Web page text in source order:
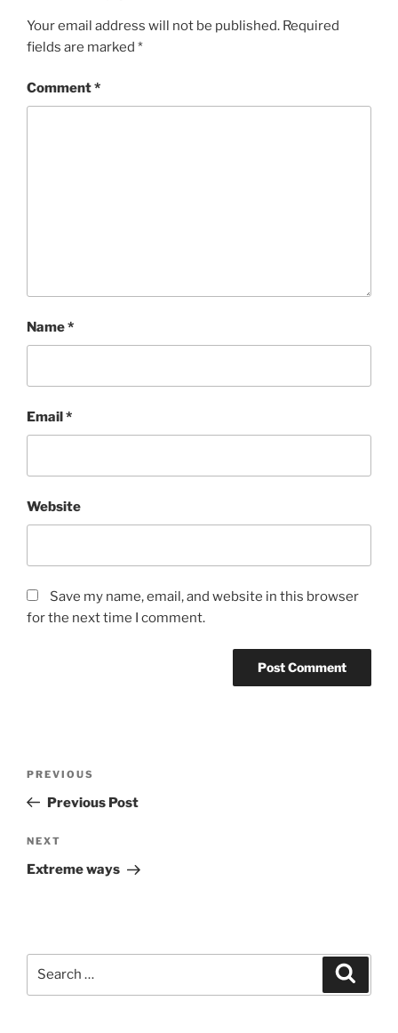
Your email address will not be published. Required
fields are marked *
Comment*
Name*
Email*
Website
Save my name, email, and website in this browser
for the next time I comment.
Previous
Post
PREVIOUS
Previous Post
Next
Post
NEXT
Extreme ways